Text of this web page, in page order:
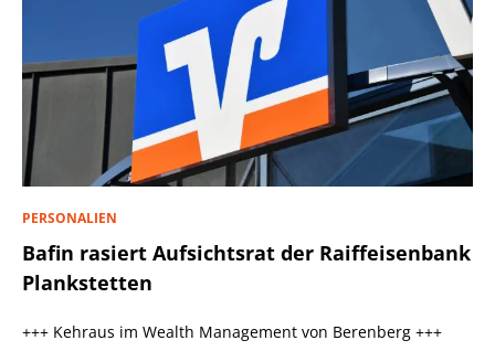
PERSONALIEN
Bafin rasiert Aufsichtsrat der Raiffeisenbank
Plankstetten
+++ Kehraus im Wealth Management von Berenberg +++